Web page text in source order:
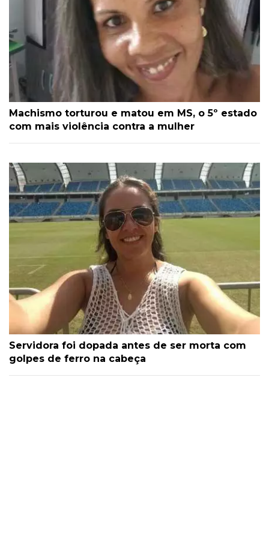
Machismo torturou e matou em MS, o 5º estado
com mais violência contra a mulher
Servidora foi dopada antes de ser morta com
golpes de ferro na cabeça